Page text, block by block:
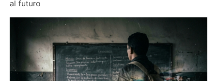
al futuro